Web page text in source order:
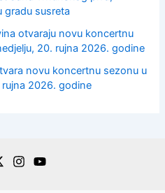
gradu susreta
otvaraju novu koncertnu
20. rujna 2026. godine
novu koncertnu sezonu u
2026. godine